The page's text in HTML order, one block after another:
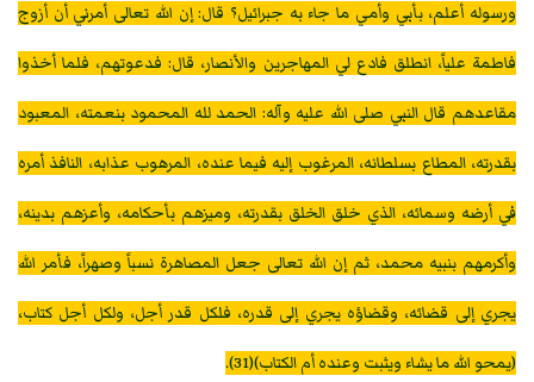
ورسوله أعلم، بأبي وأمي ما جاء به جبرائيل؟ قال: إن الله تعالى أمرني أن أزوج
فاطمة علياً، انطلق فادع لي المهاجرين والأنصار، قال: فدعوتهم، فلما أخذوا
مقاعدهم قال النبي صلى الله عليه وآله: الحمد لله المحمود بنعمته، المعبود
بقدرته، المطاع بسلطانه، المرغوب إليه فيما عنده، المرهوب عذابه، النافذ أمره
في أرضه وسمائه، الذي خلق الخلق بقدرته، وميزهم بأحكامه، وأعزهم بدينه،
وأكرمهم بنبيه محمد، ثم إن الله تعالى جعل المصاهرة نسباً وصهراً، فأمر الله
يجري إلى قضائه، وقضاؤه يجري إلى قدره، فلكل قدر أجل، ولكل أجل كتاب،
(يمحو الله ما يشاء ويثبت وعنده أم الكتاب)(31).